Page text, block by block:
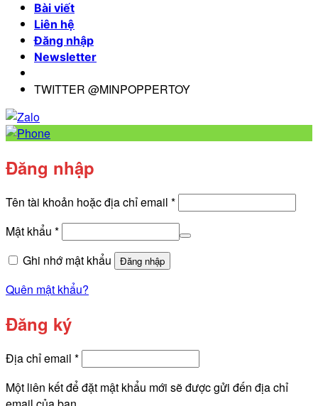
Bài viết
Liên hệ
Đăng nhập
Newsletter
TWITTER @MINPOPPERTOY
Đăng nhập
Tên tài khoản hoặc địa chỉ email *Bắt
Mật khẩu *Bắt
Ghi nhớ mật khẩu
Đăng nhập
Quên mật khẩu?
Đăng ký
Địa chỉ email *Bắt
Một liên kết để đặt mật khẩu mới sẽ được gửi đến địa chỉ